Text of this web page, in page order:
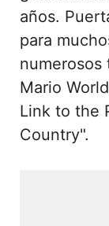
años.
para
numerosos
Mario
Link to the
Country".